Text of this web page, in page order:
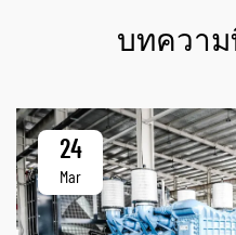
บทความ
24
Mar